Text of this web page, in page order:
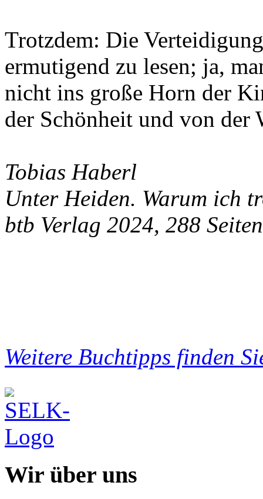
Trotzdem: Die
ermutigend zu lesen; ja,
nicht ins große Horn der
der Schönheit und von der
Tobias Haberl
Unter Heiden. Warum ich
btb Verlag 2024, 288
Weitere Buchtipps finden
Wir über uns